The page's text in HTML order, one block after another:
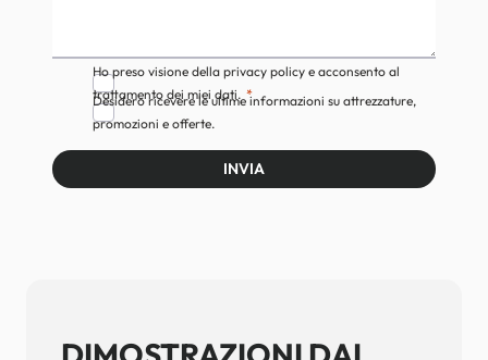
Ho preso visione della privacy policy e acconsento al
trattamento dei miei dati.
Desidero ricevere le ultime informazioni su attrezzature,
promozioni e offerte.
INVIA